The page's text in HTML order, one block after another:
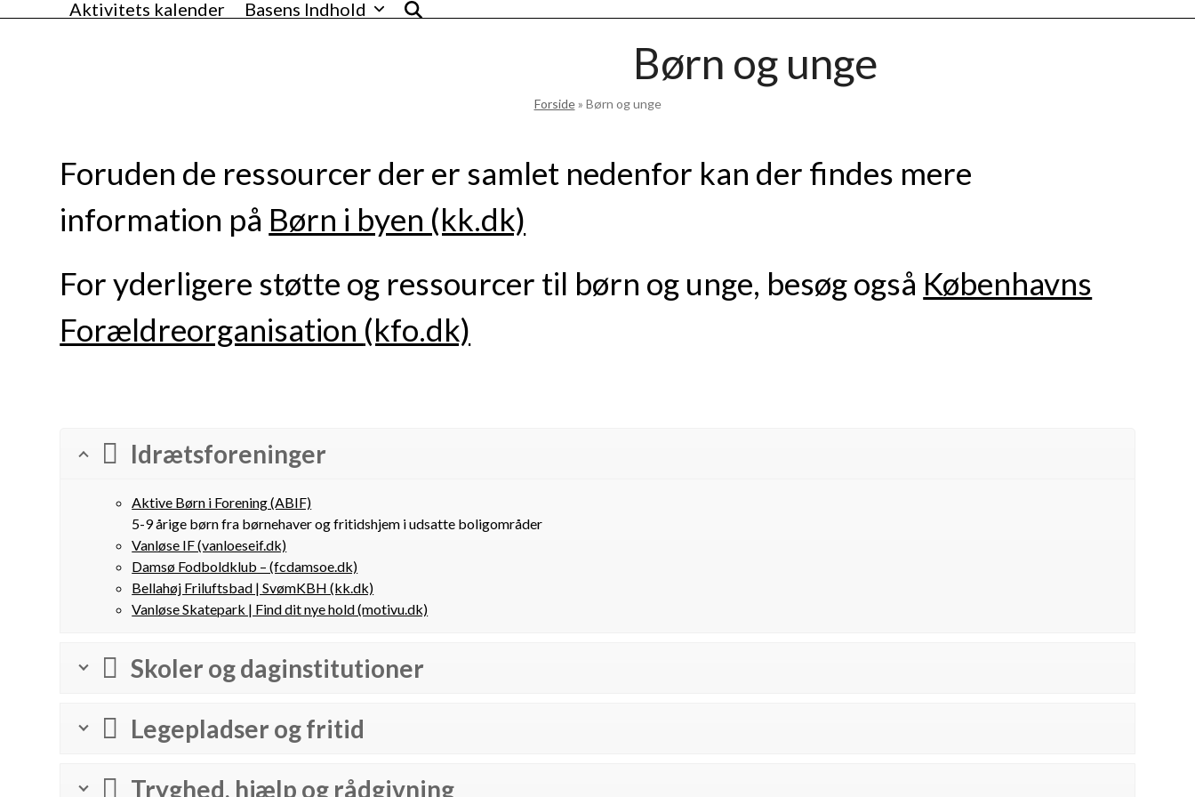
Aktivitets kalender Basens Indhold
Børn og unge
Forside» Børn og unge
Foruden de ressourcer der er samlet nedenfor kan der findes mere
information på Børn i byen (kk.dk)
For yderligere støtte og ressourcer til børn og unge, besøg også Københavns
Forældreorganisation (kfo.dk)
Idrætsforeninger
Aktive Børn i Forening (ABIF)
5-9 årige børn fra børnehaver og fritidshjem i udsatte boligområder
Vanløse IF (vanloeseif.dk)
Damsø Fodboldklub – (fcdamsoe.dk)
Bellahøj Friluftsbad | SvømKBH (kk.dk)
Vanløse Skatepark | Find dit nye hold (motivu.dk)
Skoler og daginstitutioner
Legepladser og fritid
Tryghed, hjælp og rådgivning